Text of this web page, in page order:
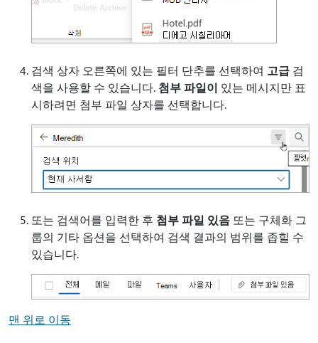
검색 상자 오른쪽에 있는 필터 단추를 선택하여 고급 검
색을 사용할 수 있습니다. 첨부 파일이 있는 메시지만 표
시하려면 첨부 파일 상자를 선택합니다.
또는 검색어를 입력한 후 첨부 파일 있음 또는 구체화 그
룹의 기타 옵션을 선택하여 검색 결과의 범위를 좁힐 수
있습니다.
맨 위로 이동